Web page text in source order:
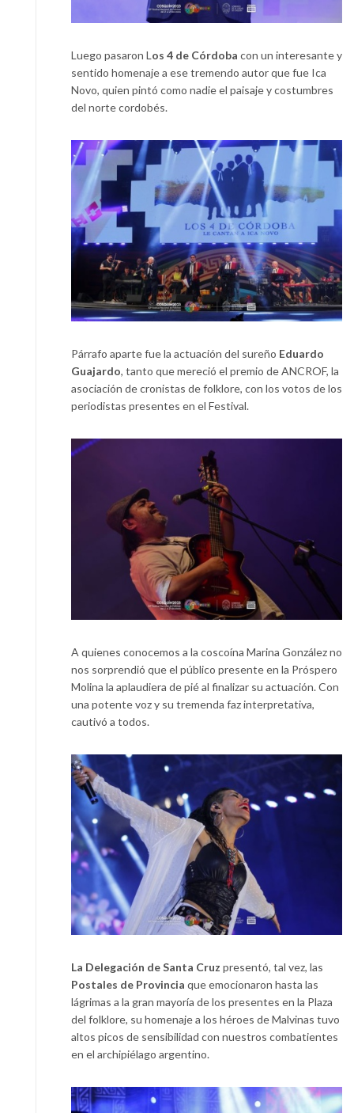
Luego pasaron L os 4 de Córdoba con un interesante y
sentido homenaje a ese tremendo autor que fue Ica
Novo, quien pintó como nadie el paisaje y costumbres
del norte cordobés.
Párrafo aparte fue la actuación del sureño Eduardo
Guajardo, tanto que mereció el premio de ANCROF, la
asociación de cronistas de folklore, con los votos de los
periodistas presentes en el Festival.
A quienes conocemos a la coscoína Marina González no
nos sorprendió que el público presente en la Próspero
Molina la aplaudiera de pié al finalizar su actuación. Con
una potente voz y su tremenda faz interpretativa,
cautivó a todos.
La Delegación de Santa Cruz presentó, tal vez, las
Postales de Provincia que emocionaron hasta las
lágrimas a la gran mayoría de los presentes en la Plaza
del folklore, su homenaje a los héroes de Malvinas tuvo
altos picos de sensibilidad con nuestros combatientes
en el archipiélago argentino.